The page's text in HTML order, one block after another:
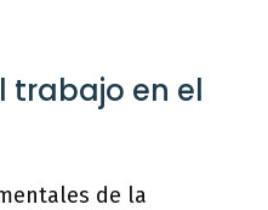
trabajo en el
de la